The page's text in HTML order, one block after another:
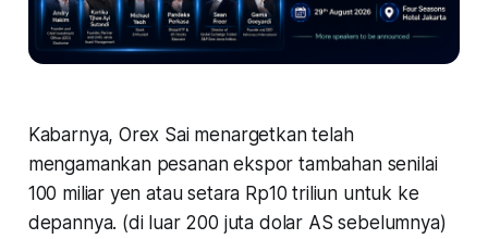
Kabarnya, Orex Sai menargetkan telah
mengamankan pesanan ekspor tambahan senilai
100 miliar yen atau setara Rp10 triliun untuk ke
depannya. (di luar 200 juta dolar AS sebelumnya)